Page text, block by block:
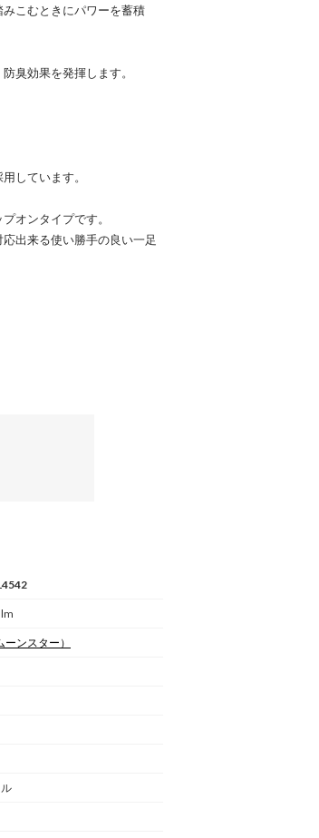
こむときにパワーを蓄積
臭効果を発揮します。
しています。
オンタイプです。
出来る使い勝手の良い一足
ーンスター）